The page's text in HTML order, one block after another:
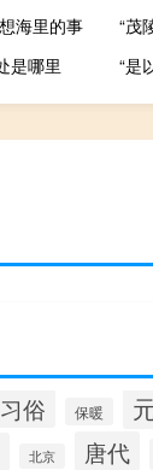
海里的事
“茂
是哪里
“是
习俗 保暖
北京 唐代